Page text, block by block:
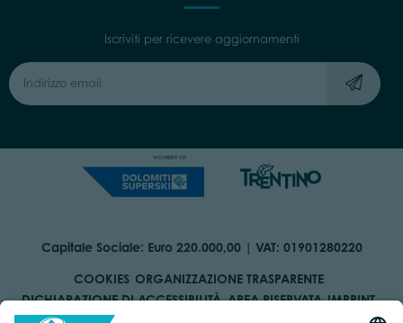
Iscriviti per ricevere aggiornamenti
Capitale Sociale: Euro 220.000,00 | VAT: 01901280220
COOKIES ORGANIZZAZIONE TRASPARENTE
DICHIARAZIONE DI ACCESSIBILITÀ AREA RISERVATA IMPRINT